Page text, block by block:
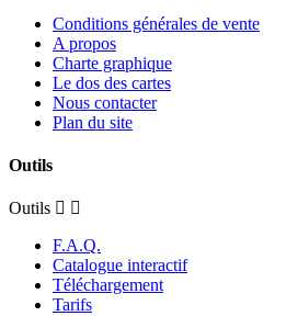
Conditions générales de vente
A propos
Charte graphique
Le dos des cartes
Nous contacter
Plan du site
Outils
Outils
F.A.Q.
Catalogue interactif
Téléchargement
Tarifs